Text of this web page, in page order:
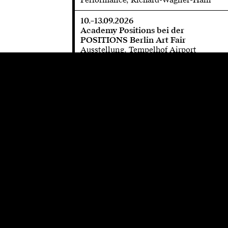
10.–13.09.2026
Academy Positions bei der
POSITIONS Berlin Art Fair
Ausstellung, Tempelhof Airport